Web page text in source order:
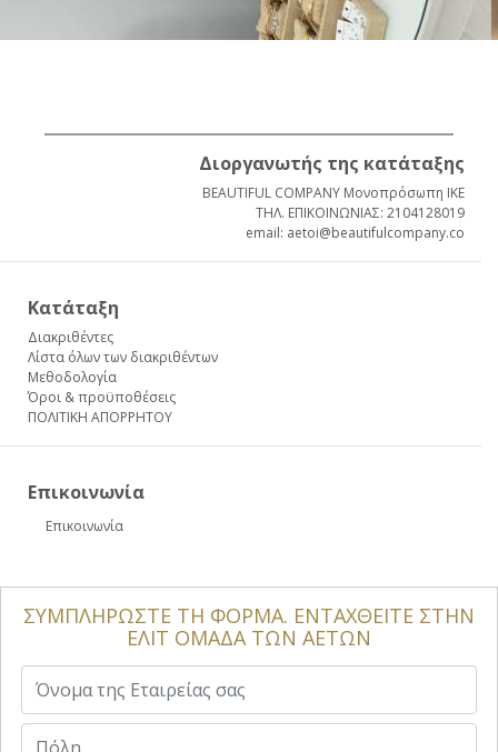
ΣΥΜΠΛΗΡΩΣΤΕ ΤΗ ΦΟΡΜΑ. ΕΝΤΑΧΘΕΙΤΕ ΣΤΗΝ
ΕΛΙΤ ΟΜΑΔΑ ΤΩΝ ΑΕΤΩΝ
Διοργανωτής της κατάταξης
BEAUTIFUL COMPANY Μονοπρόσωπη ΙΚΕ
ΤΗΛ. ΕΠΙΚΟΙΝΩΝΙΑΣ: 2104128019
email: aetoi@beautifulcompany.co
Κατάταξη
Διακριθέντες
Λίστα όλων των διακριθέντων
Μεθοδολογία
Όροι & προϋποθέσεις
ΠΟΛΙΤΙΚΗ ΑΠΟΡΡΗΤΟΥ
Επικοινωνία
Επικοινωνία